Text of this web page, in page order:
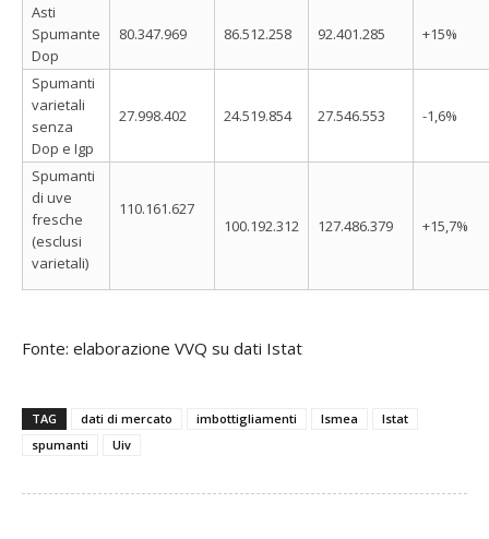
Asti
Spumante
Dop
80.347.969 86.512.258 92.401.285 +15%
Spumanti
varietali
senza
Dop e Igp
27.998.402 24.519.854 27.546.553 -1,6%
Spumanti
di uve
fresche
(esclusi
varietali)
110.161.627
100.192.312
127.486.379 +15,7%
Fonte: elaborazione VVQ su dati Istat
TAG dati di mercato imbottigliamenti Ismea
Istat
spumanti
Uiv